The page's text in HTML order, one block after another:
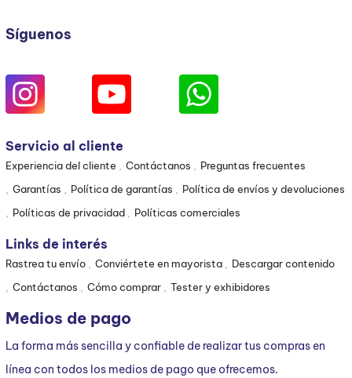
Síguenos
Servicio al cliente
Experiencia del cliente Contáctanos
Preguntas frecuentes
Garantías
Política de garantías
Política de envíos y devoluciones
Políticas de privacidad
Políticas comerciales
Links de interés
Rastrea tu envío Conviértete en mayorista
Descargar contenido
Contáctanos
Cómo comprar Tester y exhibidores
Medios de pago
La forma más sencilla y confiable de realizar tus compras en
línea con todos los medios de pago que ofrecemos.